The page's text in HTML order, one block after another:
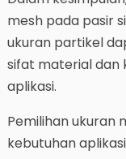
mesh pada pasir
ukuran partikel
sifat material dan
aplikasi.
Pemilihan ukuran
kebutuhan